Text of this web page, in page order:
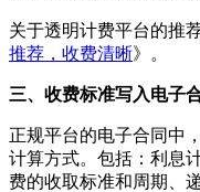
关于透明计费平台的推
推荐，收费清晰》。
三、收费标准写入电子
正规平台的电子合同中
计算方式。包括：利息
费的收取标准和周期、